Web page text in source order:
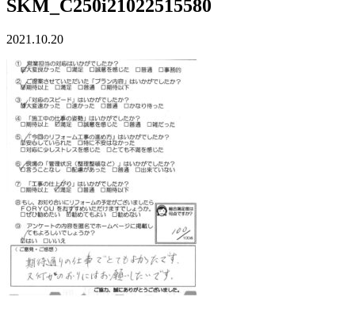
SKM_C250i21022515580
2021.10.20